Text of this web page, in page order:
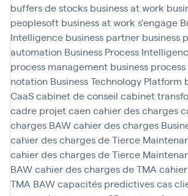
buffers de stocks business at work
peoplesoft business at work s'engage
Intelligence business partner business
automation Business Process
process management business
notation Business Technology Platform
CaaScabinet de conseil cabinet
cadre projetcaen cahier des charges
charges BAWcahier des charges
cahier des charges de Tierce
cahier des charges de Tierce
BAWcahier des charges de TMA
TMA BAWcapacités predictivescas